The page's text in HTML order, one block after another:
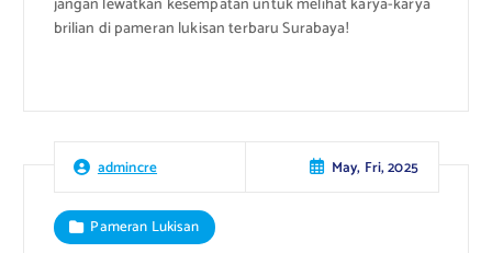
jangan lewatkan kesempatan untuk melihat karya-karya
brilian di pameran lukisan terbaru Surabaya!
admincre May, Fri, 2025
Pameran Lukisan